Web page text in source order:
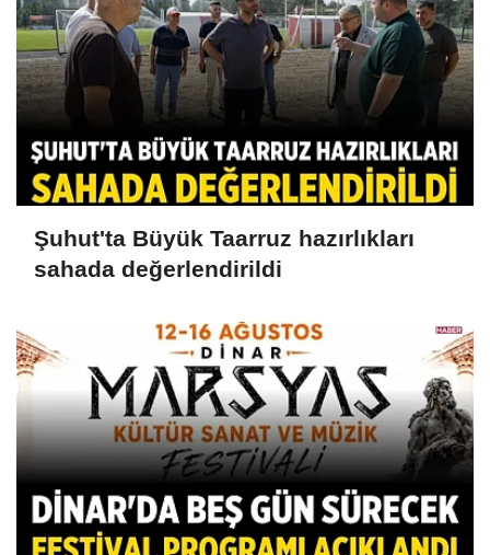
Şuhut'ta Büyük Taarruz hazırlıkları
sahada değerlendirildi